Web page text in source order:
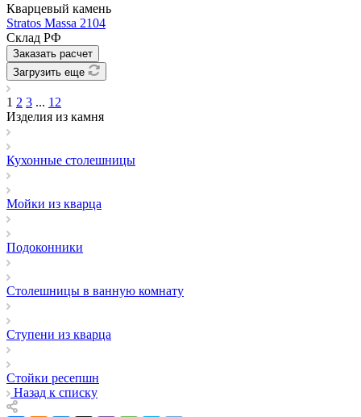
Кварцевый камень
Stratos Massa 2104
Склад РФ
Заказать расчет
Загрузить еще
1 2 3 ... 12
Изделия из камня
Кухонные столешницы
Мойки из кварца
Подоконники
Столешницы в ванную комнату
Ступени из кварца
Стойки ресепшн
Назад к списку